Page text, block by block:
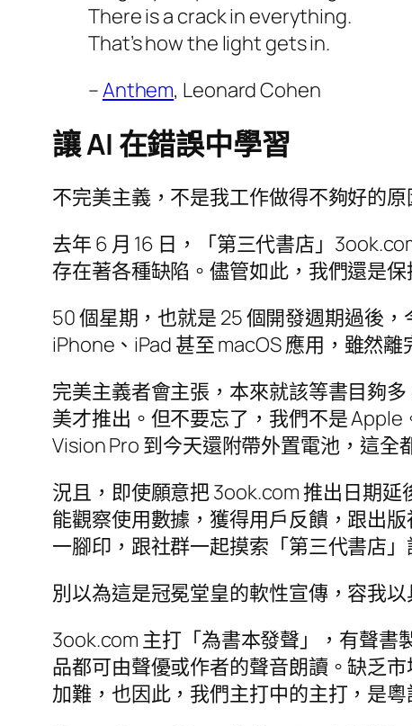
There is a crack in everything.
That’s how the light gets in.
–Anthem, Leonard Cohen
讓 AI 在錯誤中學習
不完美主義，不是我工作做得不夠好的
去年 6 月 16 日，「第三代書店」
存在著各種缺陷。儘管如此，我們還是
50 個星期，也就是 25 個開發週期過後
iPhone、iPad 甚至 macOS 應用，雖然
完美主義者會主張，本來就該等書目夠
美才推出。但不要忘了，我們不是 Apple
Vision Pro 到今天還附帶外置電池，這
況且，即使願意把 3ook.com 推出日期
能觀察使用數據，獲得用戶反饋，跟出
一腳印，跟社群一起摸索「第三代書店」
別以為這是冠冕堂皇的軟性宣傳，容我以
3ook.com 主打「為書本發聲」，有聲書
品都可由聲優或作者的聲音朗讀。缺乏
加難，也因此，我們主打中的主打，是粵